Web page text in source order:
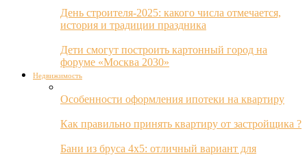
День строителя-2025: какого числа отмечается,
история и традиции праздника
Дети смогут построить картонный город на
форуме «Москва 2030»
Недвижимость
Особенности оформления ипотеки на квартиру
Как правильно принять квартиру от застройщика ?
Бани из бруса 4х5: отличный вариант для